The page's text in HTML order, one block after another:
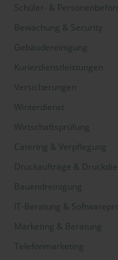
Schüler- &
Bewachung & Security
Gebäudereinigung
Kurierdienstleistungen
Versicherungen
Winterdienst
Wirtschaftsprüfung
Catering & Verpflegung
Druckaufträge &
Bauendreinigung
IT-Beratung &
Marketing & Beratung
Telefonmarketing